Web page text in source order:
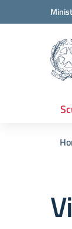
Vai ai contenuti
Vai al menu di